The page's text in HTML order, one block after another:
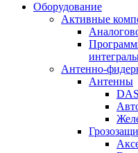
Оборудование
Активные
Антенно-
Антенны